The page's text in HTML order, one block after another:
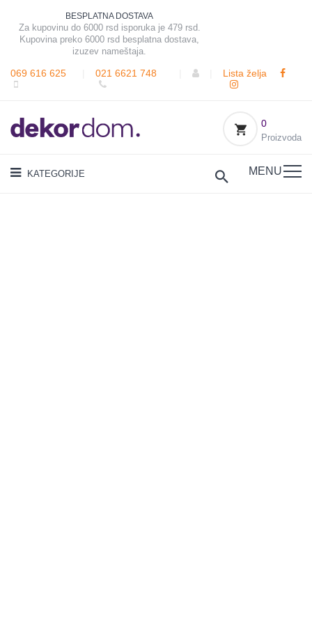
BESPLATNA DOSTAVA
Za kupovinu do 6000 rsd isporuka je 479 rsd.
Kupovina preko 6000 rsd besplatna dostava,
izuzev nameštaja.
069 616 625 021 6621 748 Lista želja
0
Proizvoda
KATEGORIJE MENU